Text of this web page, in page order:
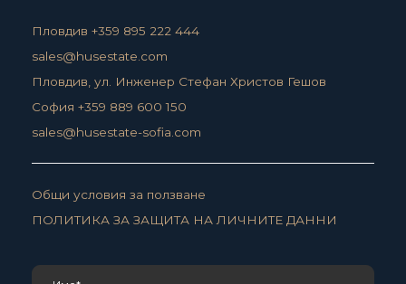
Пловдив +359 895 222 444
sales@husestate.com
Пловдив, ул. Инженер Стефан Христов Гешов
София +359 889 600 150
sales@husestate-sofia.com
Общи условия за ползване
ПОЛИТИКА ЗА ЗАЩИТА НА ЛИЧНИТЕ ДАННИ